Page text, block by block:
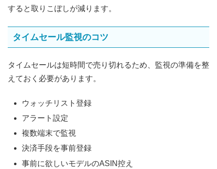
すると取りこぼしが減ります。
タイムセール監視のコツ
タイムセールは短時間で売り切れるため、監視の準備を整
えておく必要があります。
ウォッチリスト登録
アラート設定
複数端末で監視
決済手段を事前登録
事前に欲しいモデルのASIN控え